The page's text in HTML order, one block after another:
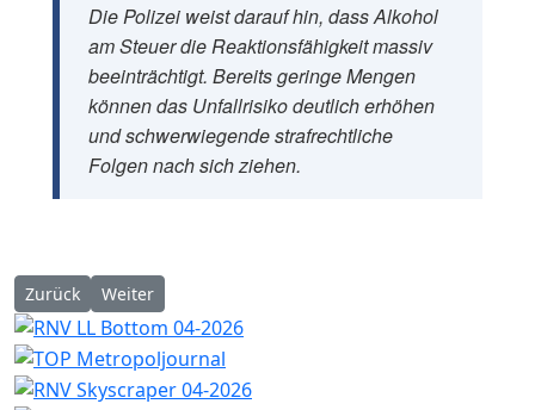
Die Polizei weist darauf hin, dass Alkohol
am Steuer die Reaktionsfähigkeit massiv
beeinträchtigt. Bereits geringe Mengen
können das Unfallrisiko deutlich erhöhen
und schwerwiegende strafrechtliche
Folgen nach sich ziehen.
Vorheriger Beitrag: Mannheim: Trickdiebe stehlen Ersparnisse
Zurück Nächster Beitrag: Mannheim: Bauarbeiter bei Streit
Weiter